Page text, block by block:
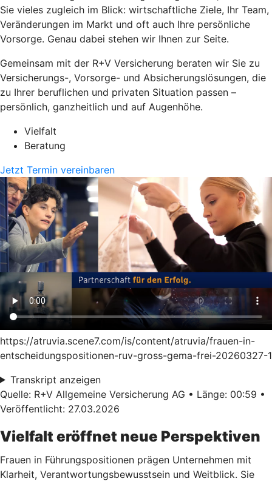
Sie vieles zugleich im Blick: wirtschaftliche Ziele, Ihr Team,
Veränderungen im Markt und oft auch Ihre persönliche
Vorsorge. Genau dabei stehen wir Ihnen zur Seite.
Gemeinsam mit der R+V Versicherung beraten wir Sie zu
Versicherungs-, Vorsorge- und Absicherungslösungen, die
zu Ihrer beruflichen und privaten Situation passen –
persönlich, ganzheitlich und auf Augenhöhe.
Vielfalt
Beratung
Jetzt Termin vereinbaren
https://atruvia.scene7.com/is/content/atruvia/frauen-in-
entscheidungspositionen-ruv-gross-gema-frei-20260327-1
Transkript anzeigen
Quelle: R+V Allgemeine Versicherung AG • Länge: 00:59 •
Veröffentlicht: 27.03.2026
Vielfalt eröffnet neue Perspektiven
Frauen in Führungspositionen prägen Unternehmen mit
Klarheit, Verantwortungsbewusstsein und Weitblick. Sie